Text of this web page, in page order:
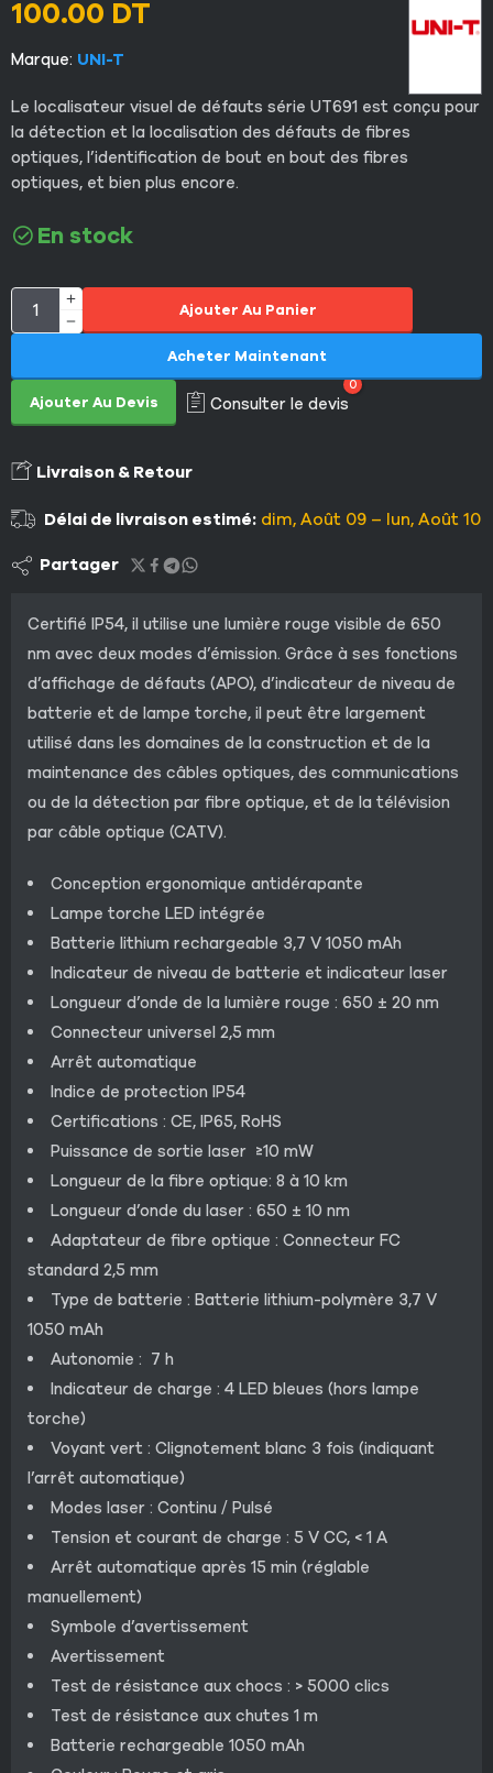
100.00 DT
Marque: UNI-T
Le localisateur visuel de défauts série UT691 est conçu pour
la détection et la localisation des défauts de fibres
optiques, l’identification de bout en bout des fibres
optiques, et bien plus encore.
En stock
Ajouter Au Panier
Ajouter Au Devis Consulter le devis
0
Acheter Maintenant
Livraison & Retour
Délai de livraison estimé: dim, Août 09 – lun, Août 10
Partager
Certifié IP54, il utilise une lumière rouge visible de 650
nm avec deux modes d’émission. Grâce à ses fonctions
d’affichage de défauts (APO), d’indicateur de niveau de
batterie et de lampe torche, il peut être largement
utilisé dans les domaines de la construction et de la
maintenance des câbles optiques, des communications
ou de la détection par fibre optique, et de la télévision
par câble optique (CATV).
Conception ergonomique antidérapante
Lampe torche LED intégrée
Batterie lithium rechargeable 3,7 V 1050 mAh
Indicateur de niveau de batterie et indicateur laser
Longueur d’onde de la lumière rouge : 650 ± 20 nm
Connecteur universel 2,5 mm
Arrêt automatique
Indice de protection IP54
Certifications : CE, IP65, RoHS
Puissance de sortie laser ≥10 mW
Longueur de la fibre optique: 8 à 10 km
Longueur d’onde du laser : 650 ± 10 nm
Adaptateur de fibre optique : Connecteur FC
standard 2,5 mm
Type de batterie : Batterie lithium-polymère 3,7 V
1050 mAh
Autonomie : 7 h
Indicateur de charge : 4 LED bleues (hors lampe
torche)
Voyant vert : Clignotement blanc 3 fois (indiquant
l’arrêt automatique)
Modes laser : Continu / Pulsé
Tension et courant de charge : 5 V CC, < 1 A
Arrêt automatique après 15 min (réglable
manuellement)
Symbole d’avertissement
Avertissement
Test de résistance aux chocs : > 5000 clics
Test de résistance aux chutes 1 m
Batterie rechargeable 1050 mAh